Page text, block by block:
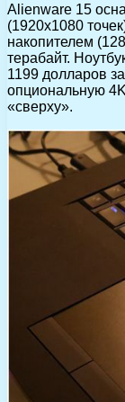
Alienware 15
(1920х1080
накопителем
терабайт.
1199 долларов
опциональную
«сверху».